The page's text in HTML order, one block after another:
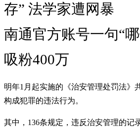
存” 法学家遭网暴
南通官方账号一句“
吸粉400万
明年1月起实施的《治安管理处罚法》
构成犯罪的违法行为。
其中，136条规定，违反治安管理的记